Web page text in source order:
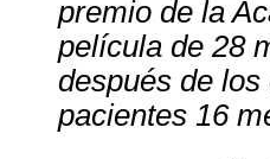
premio de la
película de 28
después de
pacientes 16